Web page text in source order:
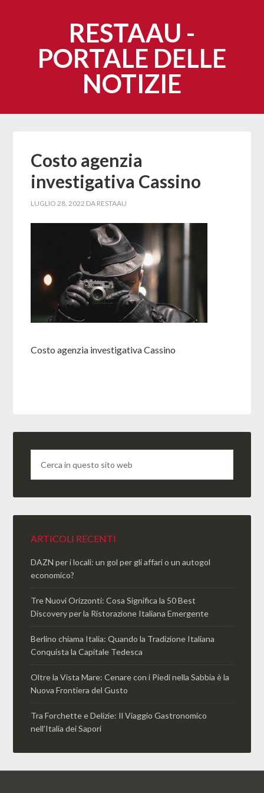
RESTAAU -
PORTALE DELLE
NOTIZIE
Costo agenzia
investigativa Cassino
LUGLIO 28, 2022 DA RESTAAU
Costo agenzia investigativa Cassino
ARTICOLI RECENTI
DAZN per i locali: un gol per gli affari o un autogol
economico?
Tre Nuovi Orizzonti: Cosa Significa la 50 Best
Discovery per la Ristorazione Italiana Emergente
Berlino chiama Italia: Quando la Tradizione Italiana
Conquista la Capitale Tedesca
Oltre la Vista Mare: Cenare con i Piedi nella Sabbia è la
Nuova Frontiera del Gusto
Tra Forchette e Delizie: Il Viaggio Gastronomico
nell’Italia dei Sapori